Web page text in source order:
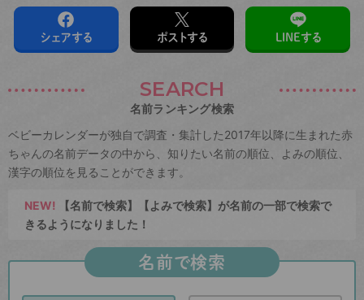
シェアする ポストする LINEする
SEARCH
名前ランキング検索
ベビーカレンダーが独自で調査・集計した2017年以降に生まれた赤
ちゃんの名前データの中から、知りたい名前の順位、よみの順位、
漢字の順位を見ることができます。
NEW! 【名前で検索】【よみで検索】が名前の一部で検索で
きるようになりました！
名前で検索